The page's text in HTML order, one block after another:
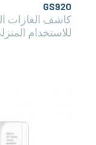
GS920
كاشف الغازات
للاستخدام